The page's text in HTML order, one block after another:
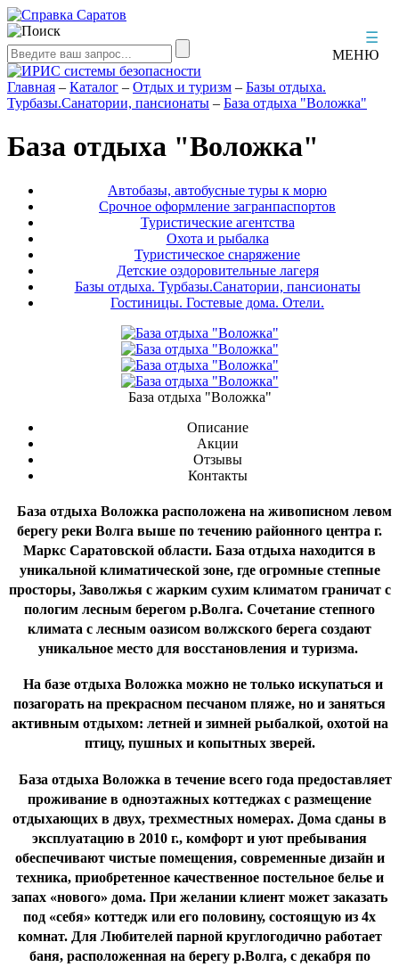
☰
МЕНЮ
Главная – Каталог – Отдых и туризм – Базы отдыха.
Турбазы.Санатории, пансионаты – База отдыха "Воложка"
База отдыха "Воложка"
Автобазы, автобусные туры к морю
Срочное оформление загранпаспортов
Туристические агентства
Охота и рыбалка
Туристическое снаряжение
Детские оздоровительные лагеря
Базы отдыха. Турбазы.Санатории, пансионаты
Гостиницы. Гостевые дома. Отели.
База отдыха "Воложка"
Описание
Акции
Отзывы
Контакты
База отдыха Воложка расположена на живописном левом
берегу реки Волга выше по течению районного центра г.
Маркс Саратовской области. База отдыха находится в
уникальной климатической зоне, где огромные степные
просторы, Заволжья с жарким сухим климатом граничат с
пологим лесным берегом р.Волга. Сочетание степного
климата с лесным оазисом волжского берега создают
уникальное место для восстановления и туризма.
На базе отдыха Воложка можно не только искупаться и
позагорать на прекрасном песчаном пляже, но и заняться
активным отдыхом: летней и зимней рыбалкой, охотой на
птицу, пушных и копытных зверей.
База отдыха Воложка в течение всего года предоставляет
проживание в одноэтажных коттеджах с размещение
отдыхающих в двух, трехместных номерах. Дома сданы в
эксплуатацию в 2010 г., комфорт и уют пребывания
обеспечивают чистые помещения, современные дизайн и
техника, приобретенное качественное постельное белье и
запах «нового» дома. При желании клиент может заказать
под «себя» коттедж или его половину, состоящую из 4х
комнат. Для Любителей парной круглогодично работает
баня, расположенная на берегу р.Волга, с декабря по